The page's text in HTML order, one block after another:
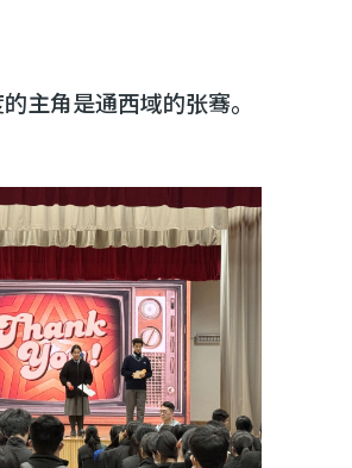
主角是通西域的张骞。